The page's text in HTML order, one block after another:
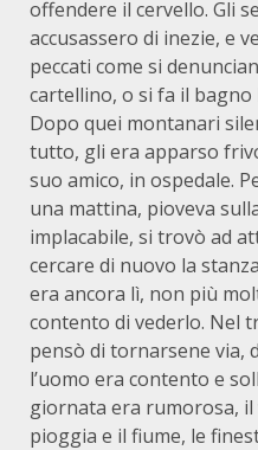
offendere il cervello. Gli
accusassero di inezie, e
peccati come si
cartellino, o si fa il bagno
Dopo quei montanari
tutto, gli era apparso
suo amico, in ospedale.
una mattina, pioveva
implacabile, si trovò ad
cercare di nuovo la
era ancora lì, non più
contento di vederlo. Nel
pensò di tornarsene via,
l’uomo era contento e
giornata era rumorosa,
pioggia e il fiume, le